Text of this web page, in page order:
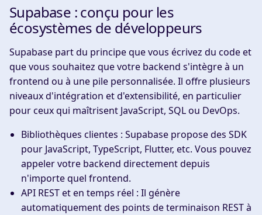
Supabase : conçu pour les
écosystèmes de développeurs
Supabase part du principe que vous écrivez du code et
que vous souhaitez que votre backend s'intègre à un
frontend ou à une pile personnalisée. Il offre plusieurs
niveaux d'intégration et d'extensibilité, en particulier
pour ceux qui maîtrisent JavaScript, SQL ou DevOps.
Bibliothèques clientes : Supabase propose des SDK
pour JavaScript, TypeScript, Flutter, etc. Vous pouvez
appeler votre backend directement depuis
n'importe quel frontend.
API REST et en temps réel : Il génère
automatiquement des points de terminaison REST à